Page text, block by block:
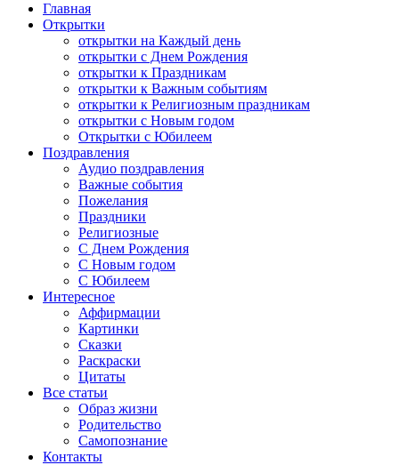
Главная
Открытки
открытки на Каждый день
открытки с Днем Рождения
открытки к Праздникам
открытки к Важным событиям
открытки к Религиозным праздникам
открытки с Новым годом
Открытки с Юбилеем
Поздравления
Аудио поздравления
Важные события
Пожелания
Праздники
Религиозные
С Днем Рождения
С Новым годом
С Юбилеем
Интересное
Аффирмации
Картинки
Сказки
Раскраски
Цитаты
Все статьи
Образ жизни
Родительство
Самопознание
Контакты